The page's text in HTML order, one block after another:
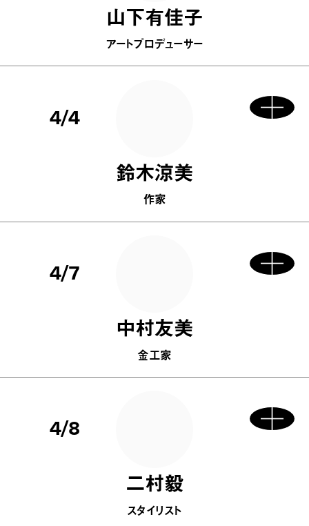
山下有佳子
アートプロデューサー
4/4
鈴木涼美
作家
4/7
中村友美
金工家
4/8
二村毅
スタイリスト